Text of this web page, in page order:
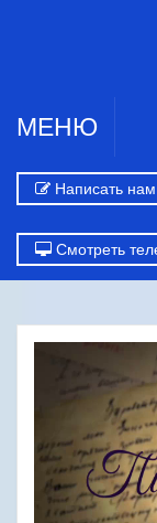
МЕНЮ
Написать нам
Смотреть